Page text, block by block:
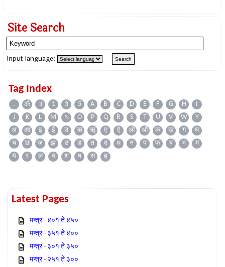
Site Search
Input language:
Tag Index
. ॐ ॥ 1 3 5 A B C D E F G H
I
J
K L M N O P Q R S T U V W
Y
अ
आ इ ई उ ऋ ॠ ए ऐ ओ औ क ख ग
घ
च
छ ज झ ठ ड त द ध न प फ ब भ
म
य
र ल व श ष स ह
Latest Pages
मन्त्र - ४०१ ते ४५०
मन्त्र - ३५१ ते ४००
मन्त्र - ३०१ ते ३५०
मन्त्र - २५१ ते ३००